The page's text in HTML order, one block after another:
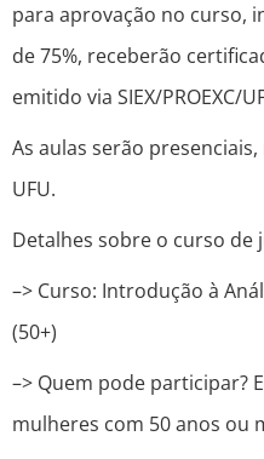
para aprovação no curso,
de 75%, receberão
emitido via SIEX/PROEXC/
As aulas serão
UFU.
Detalhes sobre o curso de
–> Curso: Introdução à
(50+)
–> Quem pode participar?
mulheres com 50 anos ou